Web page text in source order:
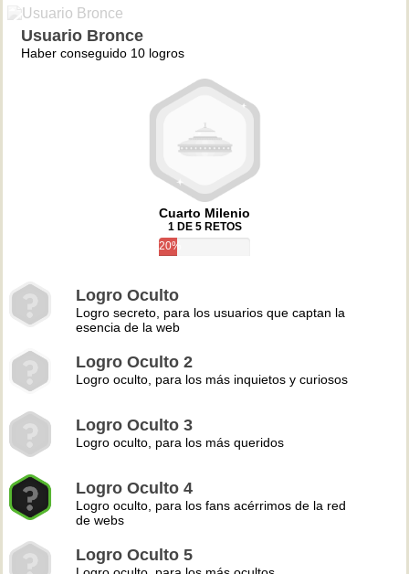
Usuario Bronce
Haber conseguido 10 logros
Cuarto Milenio
1 DE 5 RETOS
20%
Logro Oculto
Logro secreto, para los usuarios que captan la
esencia de la web
Logro Oculto 2
Logro oculto, para los más inquietos y curiosos
Logro Oculto 3
Logro oculto, para los más queridos
Logro Oculto 4
Logro oculto, para los fans acérrimos de la red
de webs
Logro Oculto 5